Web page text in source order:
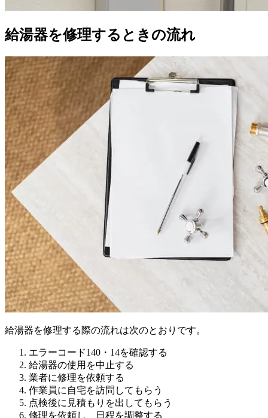
給湯器を修理するときの流れ
給湯器を修理する際の流れは次のとおりです。
エラーコード140・14を確認する
給湯器の使用を中止する
業者に修理を依頼する
作業員に自宅を訪問してもらう
点検後に見積もりを出してもらう
修理を依頼し、日程を調整する